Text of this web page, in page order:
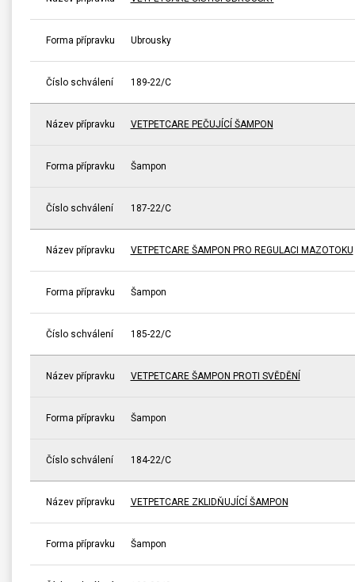
Forma přípravku Ubrousky
Číslo schválení 189-22/C
Název přípravku VETPETCARE PEČUJÍCÍ ŠAMPON
Forma přípravku Šampon
Číslo schválení 187-22/C
Název přípravku VETPETCARE ŠAMPON PRO REGULACI MAZOTOKU
Forma přípravku Šampon
Číslo schválení 185-22/C
Název přípravku VETPETCARE ŠAMPON PROTI SVĚDĚNÍ
Forma přípravku Šampon
Číslo schválení 184-22/C
Název přípravku VETPETCARE ZKLIDŇUJÍCÍ ŠAMPON
Forma přípravku Šampon